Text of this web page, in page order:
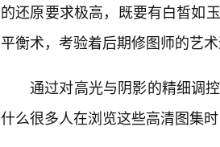
的还原要求极高，既要有白皙如
平衡术，考验着后期修图师的艺术
通过对高光与阴影的精细调
什么很多人在浏览这些高清图集时